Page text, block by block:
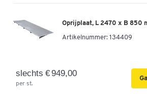
Oprijplaat, L 2470 x B 850
Artikelnummer: 134409
slechts € 949,00
per st.